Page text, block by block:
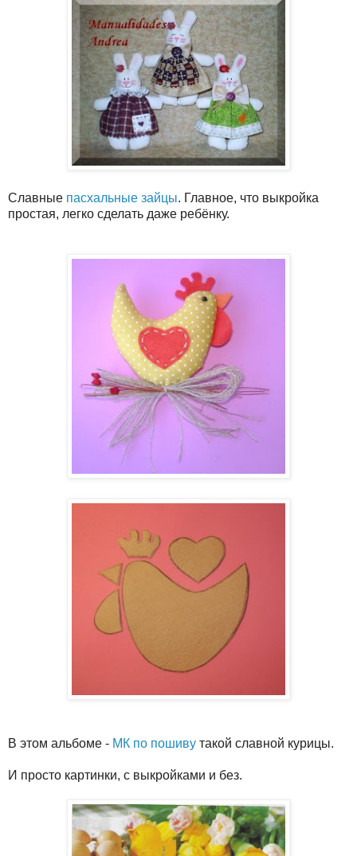
Славные пасхальные зайцы. Главное, что выкройка
простая, легко сделать даже ребёнку.
В этом альбоме - МК по пошиву такой славной курицы.
И просто картинки, с выкройками и без.